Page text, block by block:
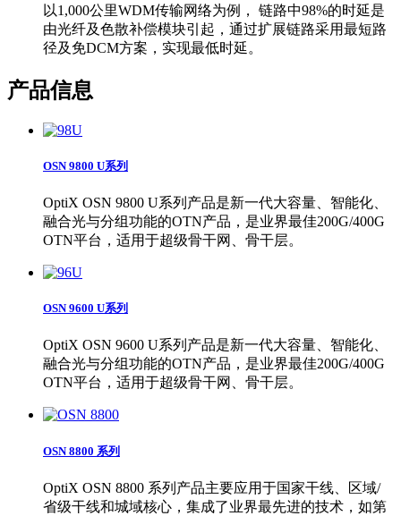
以1,000公里WDM传输网络为例， 链路中98%的时延是
由光纤及色散补偿模块引起，通过扩展链路采用最短路
径及免DCM方案，实现最低时延。
产品信息
OSN 9800 U系列
OptiX OSN 9800 U系列产品是新一代大容量、智能化、
融合光与分组功能的OTN产品，是业界最佳200G/400G
OTN平台，适用于超级骨干网、骨干层。
OSN 9600 U系列
OptiX OSN 9600 U系列产品是新一代大容量、智能化、
融合光与分组功能的OTN产品，是业界最佳200G/400G
OTN平台，适用于超级骨干网、骨干层。
OSN 8800 系列
OptiX OSN 8800 系列产品主要应用于国家干线、区域/
省级干线和城域核心，集成了业界最先进的技术，如第